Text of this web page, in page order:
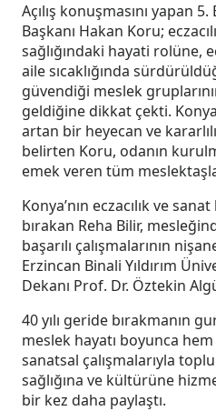
Açılış konuşmasını yapan
Başkanı Hakan Koru;
sağlığındaki hayati rolüne,
aile sıcaklığında
güvendiği meslek
geldiğine dikkat çekti. Konya
artan bir heyecan ve
belirten Koru, odanın
emek veren tüm
Konya’nın eczacılık ve
bırakan Reha Bilir,
başarılı çalışmalarının
Erzincan Binali Yıldırım
Dekanı Prof. Dr. Öztekin
40 yılı geride bırakmanın
meslek hayatı boyunca hem
sanatsal çalışmalarıyla
sağlığına ve kültürüne
bir kez daha paylaştı.